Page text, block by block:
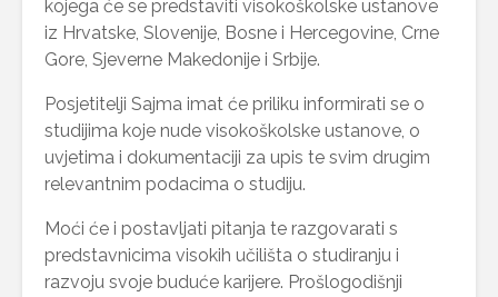
kojega će se predstaviti visokoškolske ustanove
iz Hrvatske, Slovenije, Bosne i Hercegovine, Crne
Gore, Sjeverne Makedonije i Srbije.
Posjetitelji Sajma imat će priliku informirati se o
studijima koje nude visokoškolske ustanove, o
uvjetima i dokumentaciji za upis te svim drugim
relevantnim podacima o studiju.
Moći će i postavljati pitanja te razgovarati s
predstavnicima visokih učilišta o studiranju i
razvoju svoje buduće karijere. Prošlogodišnji